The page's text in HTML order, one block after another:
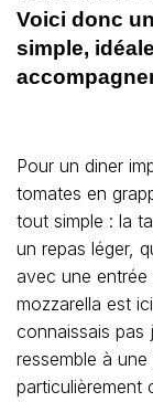
Voici donc
simple,
Pour un diner
tomates en
tout simple : la
un repas léger,
avec une
mozzarella est
connaissais pas
ressemble à
particulièrement